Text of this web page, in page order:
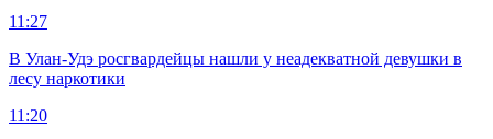
11:27
В Улан-Удэ росгвардейцы нашли у неадекватной девушки в
лесу наркотики
11:20